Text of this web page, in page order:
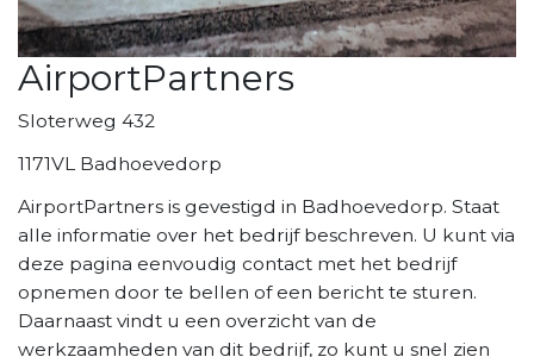
AirportPartners
Sloterweg 432
1171VL Badhoevedorp
AirportPartners is gevestigd in Badhoevedorp. Staat
alle informatie over het bedrijf beschreven. U kunt via
deze pagina eenvoudig contact met het bedrijf
opnemen door te bellen of een bericht te sturen.
Daarnaast vindt u een overzicht van de
werkzaamheden van dit bedrijf, zo kunt u snel zien